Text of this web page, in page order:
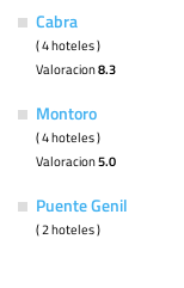
Cabra
( 4 hoteles )
Valoracion8.3
Montoro
( 4 hoteles )
Valoracion5.0
Puente Genil
( 2 hoteles )